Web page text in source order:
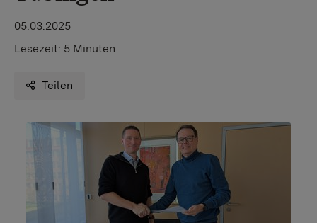
05.03.2025
Lesezeit: 5 Minuten
Teilen